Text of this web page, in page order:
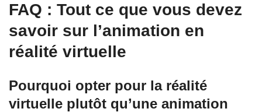
FAQ : Tout ce que vous devez
savoir sur l’animation en
réalité virtuelle
Pourquoi opter pour la réalité
virtuelle plutôt qu’une animation